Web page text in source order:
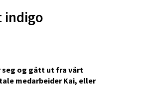
indigo
og gått ut fra vårt
medarbeider Kai, eller